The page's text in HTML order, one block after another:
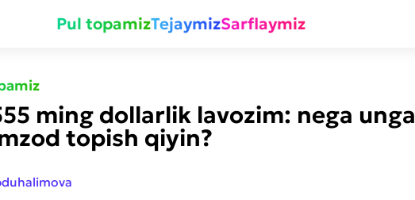
Pul topamizTejaymizSarflaymiz
ming dollarlik lavozim: nega unga
topish qiyin?